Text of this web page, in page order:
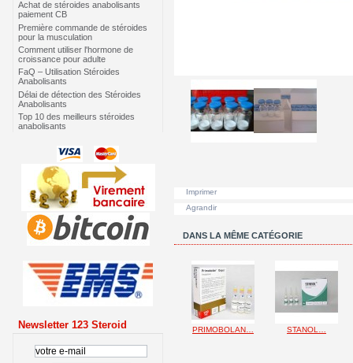
Achat de stéroides anabolisants
paiement CB
Première commande de stéroides
pour la musculation
Comment utiliser l'hormone de
croissance pour adulte
FaQ – Utilisation Stéroides
Anabolisants
Délai de détection des Stéroides
Anabolisants
Top 10 des meilleurs stéroides
anabolisants
Newsletter 123 Steroid
Imprimer
Agrandir
DANS LA MÊME CATÉGORIE
PRIMOBOLAN… STANOL…